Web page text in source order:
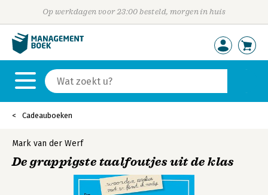
Op werkdagen voor 23:00 besteld, morgen in huis
Cadeauboeken
Mark van der Werf
De grappigste taalfoutjes uit de klas